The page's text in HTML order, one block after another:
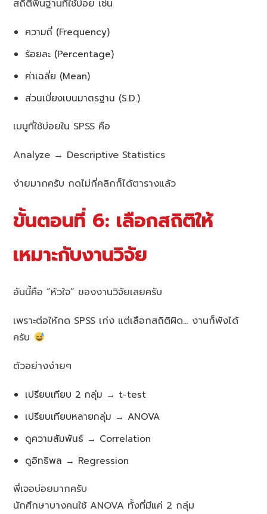
สถิติพื้นฐานที่ใช้บ่อย เช่น
ความถี่ (Frequency)
ร้อยละ (Percentage)
ค่าเฉลี่ย (Mean)
ส่วนเบี่ยงเบนมาตรฐาน (S.D.)
เมนูที่ใช้บ่อยใน SPSS คือ
Analyze → Descriptive Statistics
ง่ายมากครับ กดไม่กี่คลิกก็ได้ตารางแล้ว
ขั้นตอนที่ 6: เลือกสถิติให้
เหมาะกับงานวิจัย
อันนี้คือ “หัวใจ” ของงานวิจัยเลยครับ
เพราะต่อให้กด SPSS เก่ง แต่เลือกสถิติผิด… งานก็พังได้
ครับ
ตัวอย่างง่ายๆ
เปรียบเทียบ 2 กลุ่ม → t-test
เปรียบเทียบหลายกลุ่ม → ANOVA
ดูความสัมพันธ์ → Correlation
ดูอิทธิพล → Regression
พี่เจอบ่อยมากครับ
นักศึกษาบางคนใช้ ANOVA ทั้งที่มีแค่ 2 กลุ่ม